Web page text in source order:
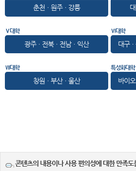
춘천ㆍ원주ㆍ강릉
Ⅴ대학
광주ㆍ전북ㆍ전남ㆍ익산
Ⅵ대학
대구
Ⅶ대학
창원ㆍ부산ㆍ울산
특성화대학
바이
콘텐츠의 내용이나 사용 편의성에 대한 만족도